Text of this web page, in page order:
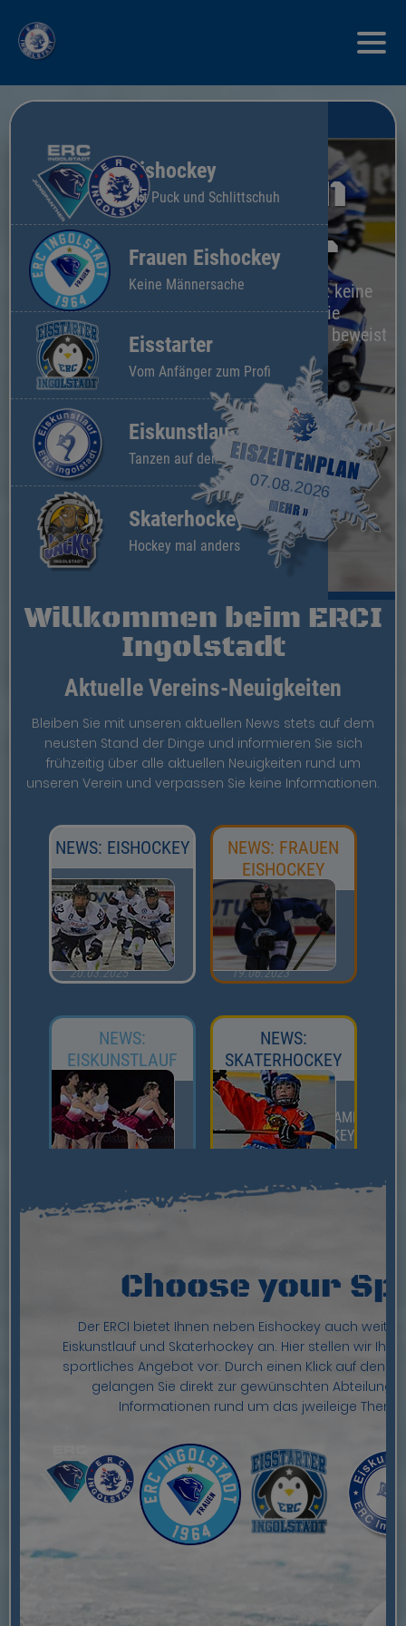
07.08.2026
Eishockey
Mit Puck und Schlittschuh
Frauen Eishockey
Keine Männersache
Eisstarter
Vom Anfänger zum Profi
Eiskunstlauf
Tanzen auf der Eisfläche
Skaterhockey
Hockey mal anders
Frauen
Power
Eishockey ist schon längst keine
Männersache mehr! Die
Frauenmannschaft des ERCI beweist
Willkommen beim ERCI
Ingolstadt
Aktuelle Vereins-Neuigkeiten
Bleiben Sie mit unseren aktuellen News stets auf dem
neusten Stand der Dinge und informieren Sie sich
frühzeitig über alle aktuellen Neuigkeiten rund um
unseren Verein und verpassen Sie keine Informationen.
NEWS: EISHOCKEY
19.10.2025
MANNSCHAFTEN
DER SAISON
2025/2026
20.03.2025
NEWS: FRAUEN
EISHOCKEY
08.02.2024
DEUTSCHER
POKALSIEGER
2024
19.06.2023
NEWS:
EISKUNSTLAUF
24.11.2025
SCHANZER
DREIERSPRUNG
2026
WETTKAMPFWOCHENENDE
FÜR UNSERE
NEWS:
SKATERHOCKEY
11.11.2025
EINLADUNG ZUR
MITGLIEDERVERSAMMLUNG
ABT. SKATERHOCKEY 2025
EINLADUNG ZUR
MITGLIEDERVERSAMMLUNG
Choose your
Der ERCI bietet Ihnen neben Eishockey auch
Eiskunstlauf und Skaterhockey an. Hier stellen wir
sportliches Angebot vor. Durch einen Klick auf den
gelangen Sie direkt zur gewünschten Abteilung,
Informationen rund um das jweileige